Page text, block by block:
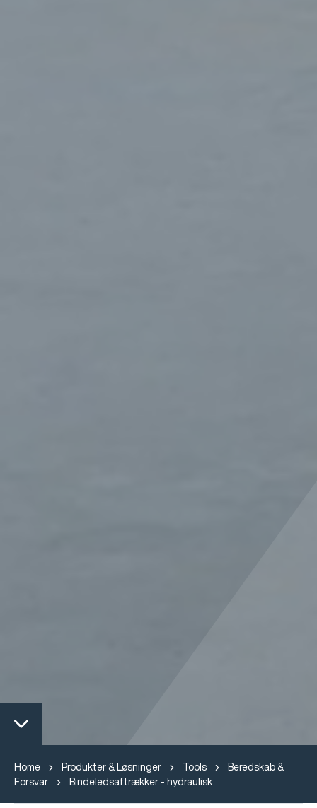
Home Produkter & Løsninger Tools
Beredskab &
Forsvar
Bindeledsaftrækker - hydraulisk